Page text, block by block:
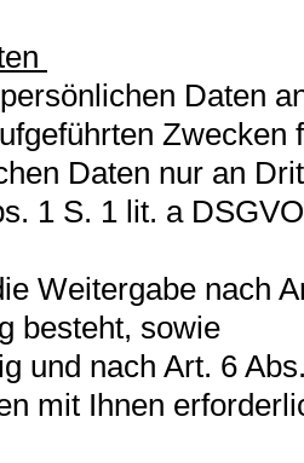
Daten
Zwecken
Daten nur an
1 S. 1 lit. a
Weitergabe nach
besteht, sowie
und nach Art. 6
mit Ihnen